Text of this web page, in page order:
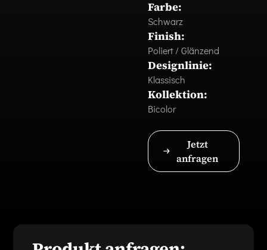
Farbe:
Schwarz
Finish:
Poliert / Glänzend
Designlinie:
Klassisch
Kollektion:
Bicolor
Jetzt
anfragen